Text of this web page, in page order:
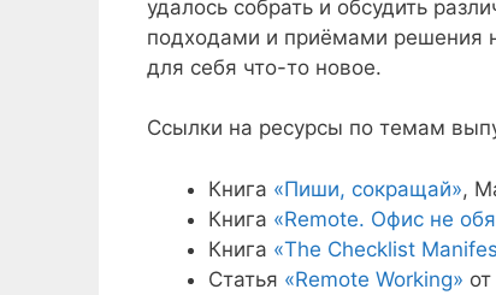
удалось собрать и обсудить
подходами и приёмами решения
для себя что-то новое.
Ссылки на ресурсы по темам
Книга «Пиши, сокращай»,
Книга «Remote. Офис не
Книга «The Checklist
Статья «Remote Working»